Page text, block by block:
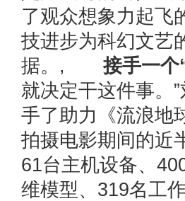
了观众想象力起飞
技进步为科幻文艺
据。, 接手一个“
就决定干这件事。
手了助力《流浪
拍摄电影期间的近
61台主机设备、
维模型、319名工